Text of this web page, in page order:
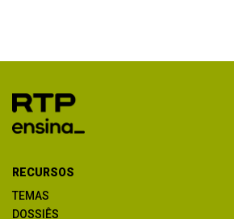
RECURSOS
TEMAS
DOSSIÊS